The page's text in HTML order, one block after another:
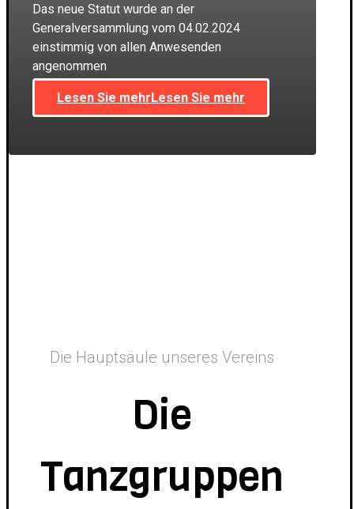
Das neue Statut wurde an der
Generalversammlung vom 04.02.2024
einstimmig von allen Anwesenden
angenommen
Lesen Sie mehrLesen Sie mehr
Die Hauptsäule unseres Vereins
Die
Tanzgruppen